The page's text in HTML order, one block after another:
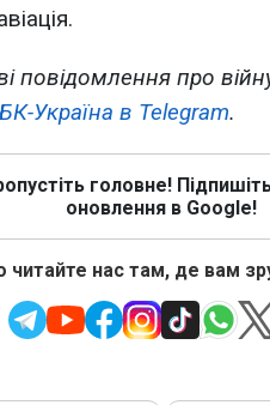
повідомлення про
Україна в Telegram.
головне!
оновлення в Google!
читайте нас там, де вам